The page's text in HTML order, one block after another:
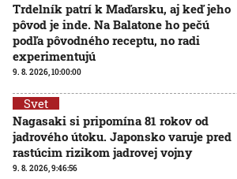
Trdelník patrí k Maďarsku, aj keď jeho
pôvod je inde. Na Balatone ho pečú
podľa pôvodného receptu, no radi
experimentujú
9. 8. 2026, 10:00:00
Svet
Nagasaki si pripomína 81 rokov od
jadrového útoku. Japonsko varuje pred
rastúcim rizikom jadrovej vojny
9. 8. 2026, 9:46:56